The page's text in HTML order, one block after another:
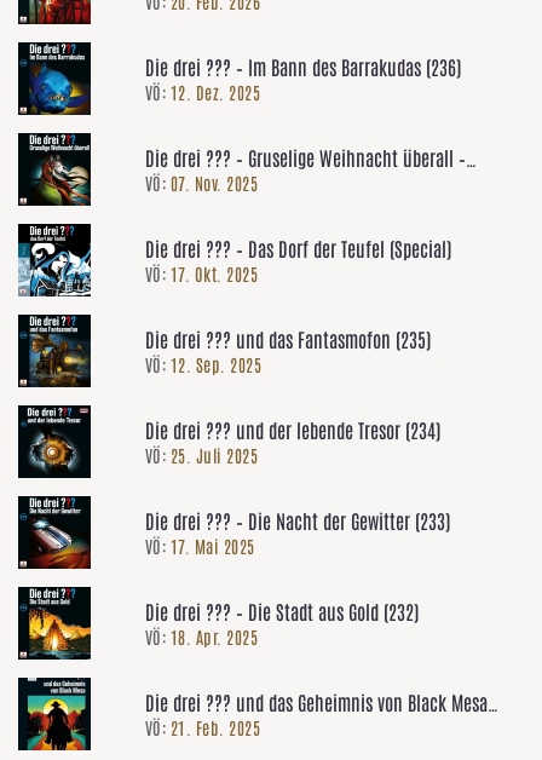
Die drei ??? – Im Bann des Barrakudas (236)
VÖ: 12. Dez. 2025
Die drei ??? – Gruselige Weihnacht überall –
Adventskalender
VÖ: 07. Nov. 2025
Die drei ??? – Das Dorf der Teufel (Special)
VÖ: 17. Okt. 2025
Die drei ??? und das Fantasmofon (235)
VÖ: 12. Sep. 2025
Die drei ??? und der lebende Tresor (234)
VÖ: 25. Juli 2025
Die drei ??? – Die Nacht der Gewitter (233)
VÖ: 17. Mai 2025
Die drei ??? – Die Stadt aus Gold (232)
VÖ: 18. Apr. 2025
Die drei ??? und das Geheimnis von Black Mesa
(Nostalgie Edition)
VÖ: 21. Feb. 2025